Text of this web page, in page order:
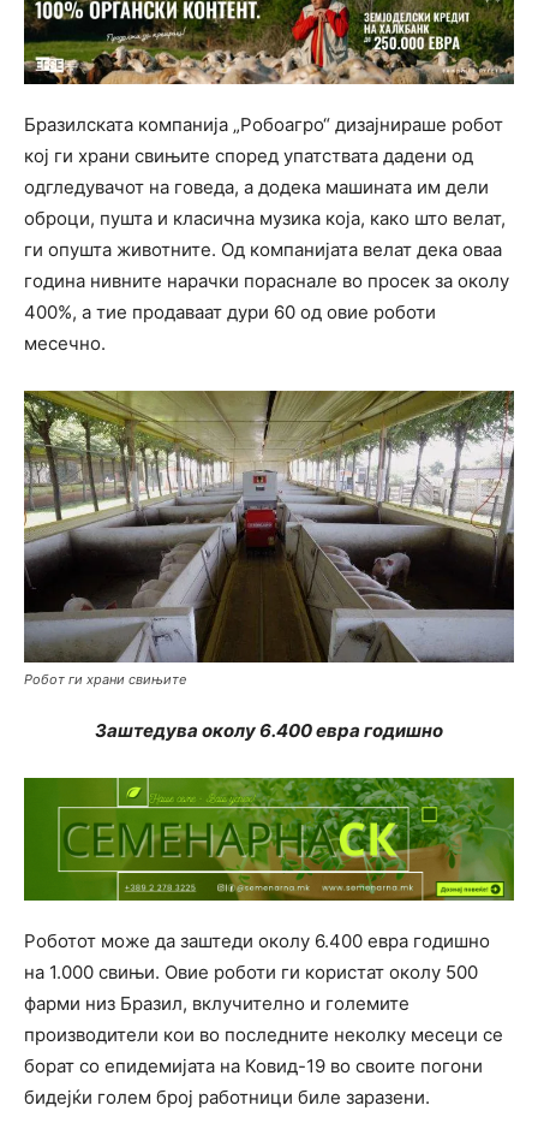
Бразилската компанија „Робоагро“ дизајнираше робот
кој ги храни свињите според упатствата дадени од
одгледувачот на говеда, а додека машината им дели
оброци, пушта и класична музика која, како што велат,
ги опушта животните. Од компанијата велат дека оваа
година нивните нарачки пораснале во просек за околу
400%, а тие продаваат дури 60 од овие роботи
месечно.
Робот ги храни свињите
Заштедува околу 6.400 евра годишно
Роботот може да заштеди околу 6.400 евра годишно
на 1.000 свињи. Овие роботи ги користат околу 500
фарми низ Бразил, вклучително и големите
производители кои во последните неколку месеци се
борат со епидемијата на Ковид-19 во своите погони
бидејќи голем број работници биле заразени.